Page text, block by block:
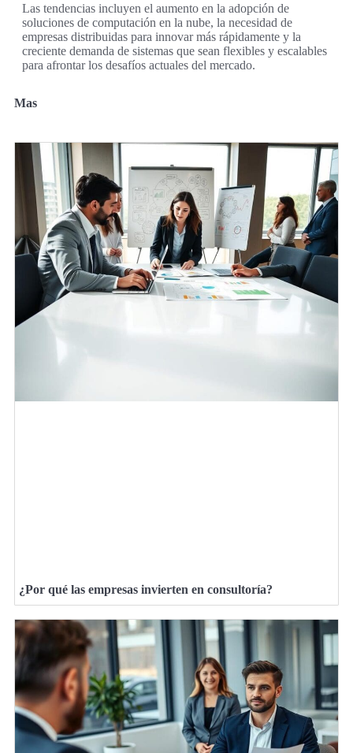
Las tendencias incluyen el aumento en la adopción de
soluciones de computación en la nube, la necesidad de
empresas distribuidas para innovar más rápidamente y la
creciente demanda de sistemas que sean flexibles y escalables
para afrontar los desafíos actuales del mercado.
Mas
¿Por qué las empresas invierten en consultoría?